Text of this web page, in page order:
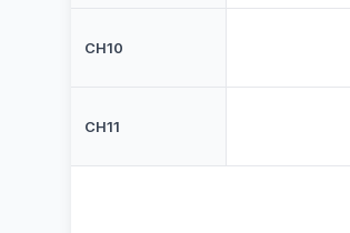
CH10
CH11